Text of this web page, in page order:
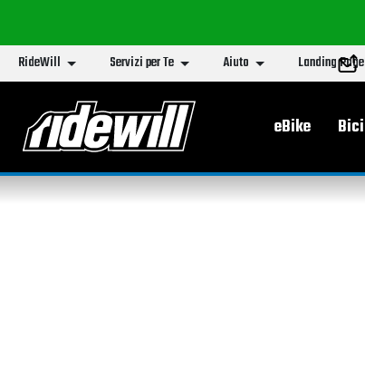
RideWill Servizi per Te Aiuto Landing Page
Menu
eBike